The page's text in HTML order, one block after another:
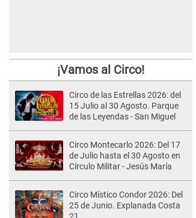
¡Vamos al Circo!
Circo de las Estrellas 2026: del
15 Julio al 30 Agosto. Parque
de las Leyendas - San Miguel
Circo Montecarlo 2026: Del 17
de Julio hasta el 30 Agosto en
Círculo Militar - Jesús María
Circo Místico Condor 2026: Del
25 de Junio. Explanada Costa